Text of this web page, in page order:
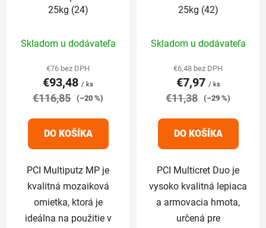
25kg (24)
hodnotenie
produktu
je
5,0
5
hviezdičiek.
Skladom u dodávateľa
€76 bez DPH
€93,48 / ks
€116,85 (–20 %)
DO KOŠÍKA
PCI Multiputz MP je
kvalitná mozaiková
omietka, ktorá je
ideálna na použitie v
25kg (42)
hodnotenie
produktu
je
5,0
5
hviezdičiek.
Skladom u dodávateľa
€6,48 bez DPH
€7,97 / ks
€11,38 (–29 %)
DO KOŠÍKA
PCI Multicret Duo je
vysoko kvalitná lepiaca
a armovacia hmota,
určená pre